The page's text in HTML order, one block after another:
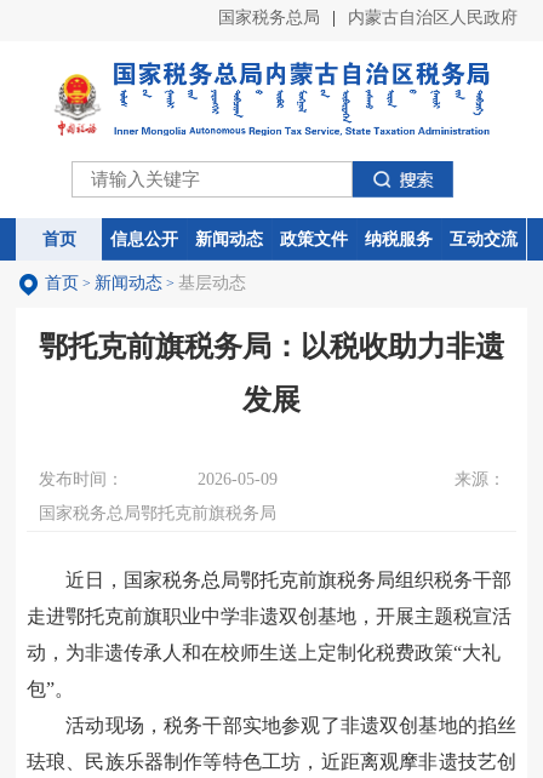
国家税务总局 内蒙古自治区人民政府
首页 信息公开 新闻动态 政策文件 纳税服务 互动交流
首页 信息公开 新闻动态 政策文件 纳税服务 互动交流
首页 > 新闻动态 > 基层动态
鄂托克前旗税务局：以税收助力非遗
发展
发布时间： 2026-05-09
来源：
国家税务总局鄂托克前旗税务局
近日，国家税务总局鄂托克前旗税务局组织税务干部
走进鄂托克前旗职业中学非遗双创基地，开展主题税宣活
动，为非遗传承人和在校师生送上定制化税费政策“大礼
包”。
活动现场，税务干部实地参观了非遗双创基地的掐丝
珐琅、民族乐器制作等特色工坊，近距离观摩非遗技艺创